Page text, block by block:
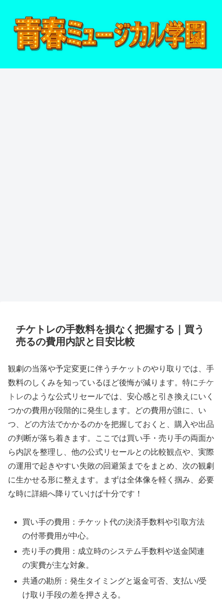
チケトレの手数料を損なく把握する｜買う
売るの費用内訳と目安比較
観劇の当落や予定変更に伴うチケットのやり取りでは、手
数料のしくみを知っているほど後悔が減ります。特にチケ
トレのような公式リセールでは、安心感と引き換えにいく
つかの費用が段階的に発生します。どの費用が誰に、い
つ、どの方法でかかるのかを把握しておくと、購入や出品
の判断が落ち着きます。ここでは買い手・売り手の両面か
ら内訳を整理し、他の公式リセールとの比較観点や、実際
の運用で起きやすい失敗の回避策までをまとめ、次の観劇
に生かせる形に整えます。まずは全体像を軽く掴み、必要
な時に詳細へ降りていけば十分です！
買い手の費用：チケット代の決済手数料や引取方法
の付帯費用が中心。
売り手の費用：成立時のシステム手数料や送金関連
の実費が主な対象。
共通の勘所：発生タイミングと返金可否、支払い/受
け取り手段の差を押さえる。